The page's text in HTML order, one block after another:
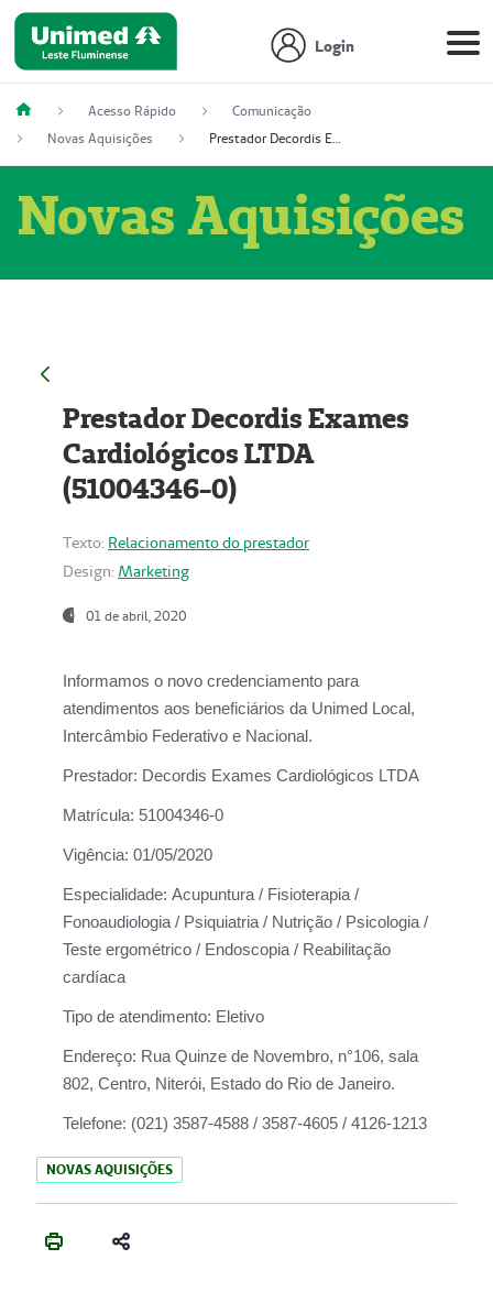
Login
Acesso Rápido
Comunicação
Novas Aquisições
Prestador Decordis Exames Cardiológicos LTDA (51004346-0)
Novas Aquisições
Prestador Decordis Exames
Cardiológicos LTDA
(51004346-0)
Texto: Relacionamento do prestador
Design: Marketing
01 de abril, 2020
Informamos o novo credenciamento para
atendimentos aos beneficiários da Unimed Local,
Intercâmbio Federativo e Nacional.
Prestador: Decordis Exames Cardiológicos LTDA
Matrícula: 51004346-0
Vigência: 01/05/2020
Especialidade: Acupuntura / Fisioterapia /
Fonoaudiologia / Psiquiatria / Nutrição / Psicologia /
Teste ergométrico / Endoscopia / Reabilitação
cardíaca
Tipo de atendimento: Eletivo
Endereço: Rua Quinze de Novembro, n°106, sala
802, Centro, Niterói, Estado do Rio de Janeiro.
Telefone: (021) 3587-4588 / 3587-4605 / 4126-1213
NOVAS AQUISIÇÕES